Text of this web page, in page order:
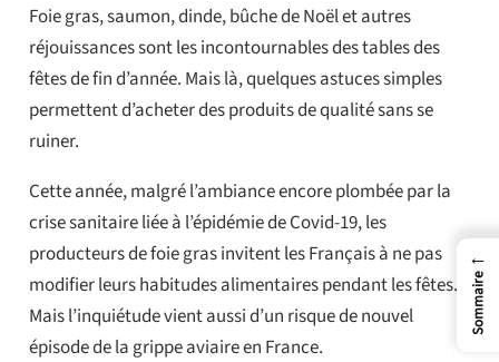
Foie gras, saumon, dinde, bûche de Noël et autres
réjouissances sont les incontournables des tables des
fêtes de fin d’année. Mais là, quelques astuces simples
permettent d’acheter des produits de qualité sans se
ruiner.
Cette année, malgré l’ambiance encore plombée par la
crise sanitaire liée à l’épidémie de Covid-19, les
producteurs de foie gras invitent les Français à ne pas
modifier leurs habitudes alimentaires pendant les fêtes.
Mais l’inquiétude vient aussi d’un risque de nouvel
épisode de la grippe aviaire en France.
←
Sommaire